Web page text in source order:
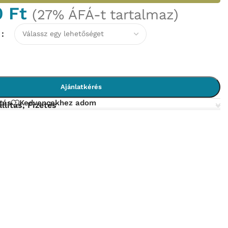
Ft (27% ÁFÁ-t tartalmaz)
Ajánlatkérés
Kedvencekhez adom
Fizetés